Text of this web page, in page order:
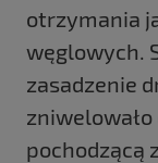
otrzymania
węglowych.
zasadzenie
pochodzącą